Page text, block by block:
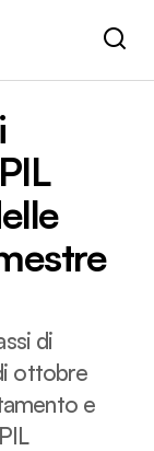
di
ottobre
e